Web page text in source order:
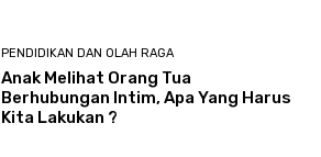
PENDIDIKAN DAN OLAH RAGA
Anak Melihat Orang Tua
Berhubungan Intim, Apa Yang Harus
Kita Lakukan ?